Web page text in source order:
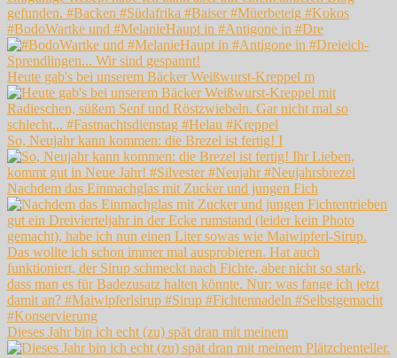
#BodoWartke und #MelanieHaupt in #Antigone in #Dre
Heute gab's bei unserem Bäcker Weißwurst-Kreppel m
So, Neujahr kann kommen: die Brezel ist fertig! I
Nachdem das Einmachglas mit Zucker und jungen Fich
Dieses Jahr bin ich echt (zu) spät dran mit meinem